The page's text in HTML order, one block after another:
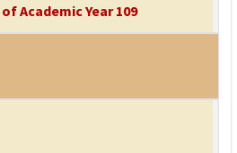
Academic Year 109